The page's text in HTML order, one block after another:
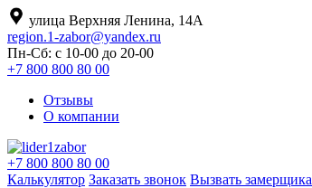
улица Верхняя Ленина, 14А
region.1-zabor@yandex.ru
Пн-Сб: с 10-00 до 20-00
+7 800 800 80 00
Отзывы
О компании
+7 800 800 80 00
Калькулятор Заказать звонок Вызвать замерщика